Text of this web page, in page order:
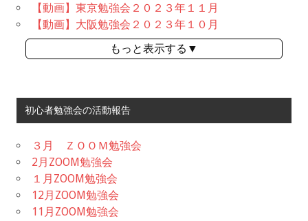
【動画】東京勉強会２０２３年１１月
【動画】大阪勉強会２０２３年１０月
もっと表示する▼
初心者勉強会の活動報告
３月 ＺＯＯＭ勉強会
2月ZOOM勉強会
１月ZOOM勉強会
12月ZOOM勉強会
11月ZOOM勉強会